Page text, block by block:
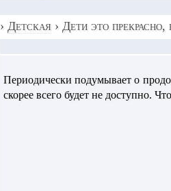
› Детская › Дети это прекрасно,
Периодически подумывает о
скорее всего будет не доступно.